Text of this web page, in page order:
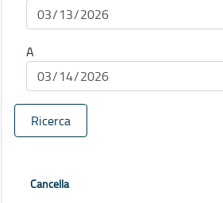
A
Ricerca
Cancella